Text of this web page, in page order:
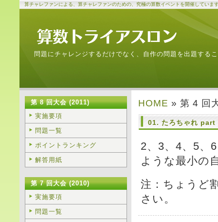
算チャレファンによる、算チャレファンのための、究極の算数イベントを開催していま
問題にチャレンジするだけでなく、自作の問題を出題する
HOME » 第 4 回
01. たろちゃれ
2、3、4、5、
ような最小の
注：ちょうど
さい。
第 8 回大会 (2011)
実施要項
問題一覧
ポイントランキング
解答用紙
第 7 回大会 (2010)
実施要項
問題一覧